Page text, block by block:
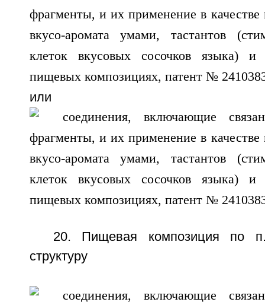
или
20. Пищевая композиция по
структуру